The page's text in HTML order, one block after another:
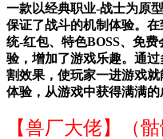
一款以经典职业-战士为原
保证了战斗的机制体验。
统-红包、特色BOSS、免
验，增加了游戏乐趣。通
割效果，使玩家一进游戏
体验，从游戏中获得满满的
【兽厂大佬】（